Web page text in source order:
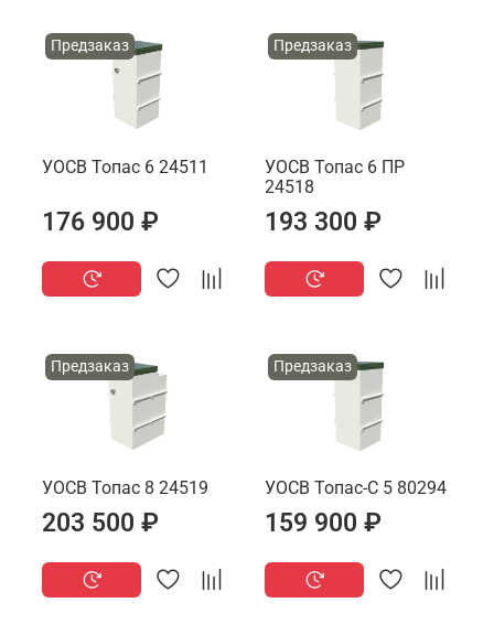
Предзаказ
УОСВ Топас 6 24511
176 900 ₽
Предзаказ
УОСВ Топас 6 ПР
24518
193 300 ₽
Предзаказ
УОСВ Топас 8 24519
203 500 ₽
Предзаказ
УОСВ Топас-С 5 80294
159 900 ₽